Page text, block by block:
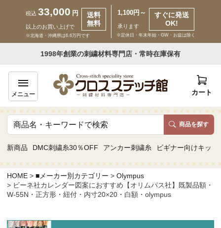
税込 33,000 円
以上のお買い上げで
送料
無料
※北海道・沖縄県は6.6万円です
1,100円～
承ります
すぐに発送
OK!
※定休日・年末年始・GW・お盆は除く
1998年創業の刺繍材料専門店・常時在庫保有
メニュー カート
商品を探す
新商品 DMC刺繍糸30％OFF アンカー刺繍糸 ビギナー向けキット
いらっしゃいませ ゲスト 様
商品一覧
カテゴリーから探す
取り扱いブランドから探す
HOME ■メーカー別カテゴリー
Olympus
ビーネ社カレンダー図案におすすめ【オリムパス社】既製品額・
W-55N・正方形・紐付・内寸20×20・白額・olympus